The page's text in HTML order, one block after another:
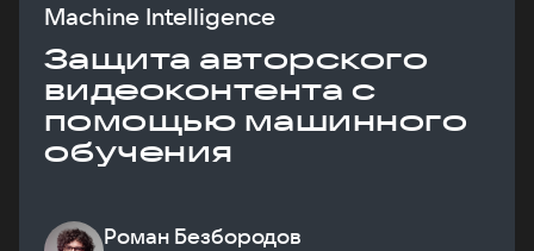
Machine Intelligence
Защита авторского
видеоконтента с
помощью машинного
обучения
Роман Безбородов